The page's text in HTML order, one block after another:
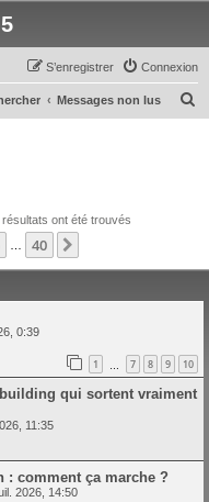
Connexion
S’enregistrer
Messages non lus
résultats ont été trouvés
40
0:39
1 7 8 9 10
qui sortent vraiment
11:35
: comment ça marche ?
2026, 14:50